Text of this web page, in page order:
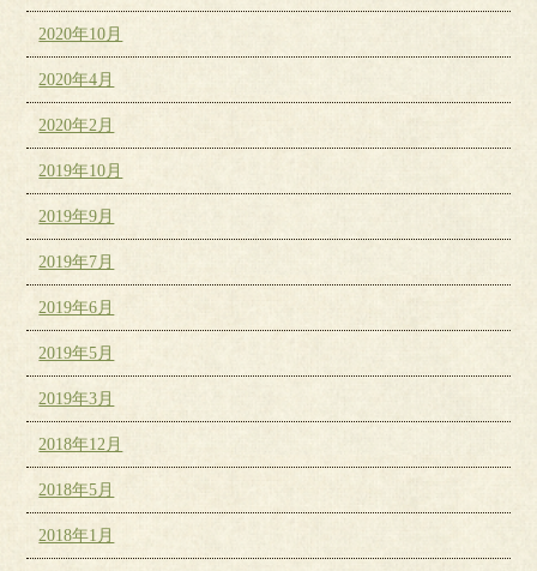
2020年10月
2020年4月
2020年2月
2019年10月
2019年9月
2019年7月
2019年6月
2019年5月
2019年3月
2018年12月
2018年5月
2018年1月